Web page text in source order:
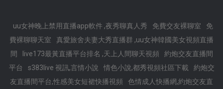
uu女神晚上禁用直播app軟件 ,夜秀聊真人秀 免費交友裸聊室
免
費裸聊聊天室
真愛旅舍夫妻大秀直播群 ,uu女神韓國美女視頻直播
間
live173最黃直播平台排名 ,天上人間聊天視頻
約炮交友直播間
平台
s383live 視訊,言情小說 情色小說,都秀視頻社區下載
約炮交
友直播間平台,性感美女短裙快播視頻
色情成人快播網,約炮交友直